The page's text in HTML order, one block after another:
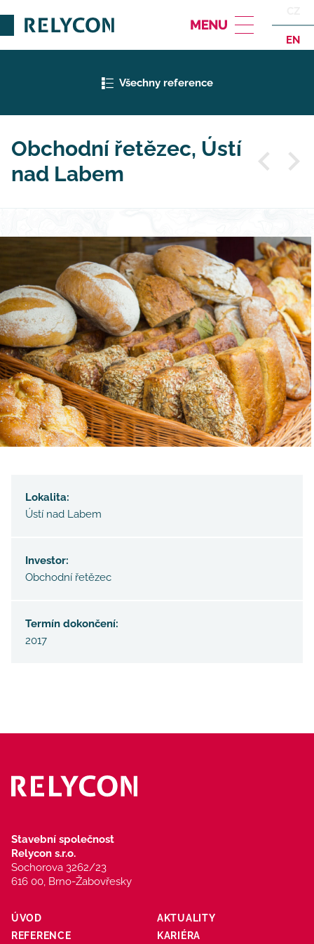
EN
Všechny reference
Obchodní řetězec, Ústí
nad Labem
Lokalita:
Ústí nad Labem
Investor:
Obchodní řetězec
Termín dokončení:
2017
Stavební společnost
Relycon s.r.o.
Sochorova 3262/23
616 00, Brno-Žabovřesky
ÚVOD
AKTUALITY
REFERENCE
KARIÉRA